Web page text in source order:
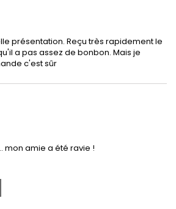
présentation. Reçu très rapidement le
a pas assez de bonbon. Mais je
c'est sûr
mon amie a été ravie !